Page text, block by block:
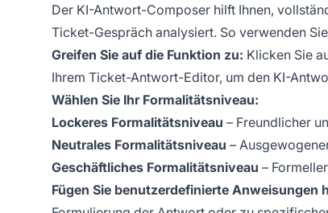
Der KI-Antwort-Composer hilft Ihnen,
Ticket-Gespräch analysiert. So verwenden
Greifen Sie auf die Funktion zu: Klicken Sie
Ihrem Ticket-Antwort-Editor, um den KI-
Wählen Sie Ihr Formalitätsniveau:
Lockeres Formalitätsniveau – Freundlicher
Neutrales Formalitätsniveau –
Geschäftliches Formalitätsniveau –
Fügen Sie benutzerdefinierte Anweisungen